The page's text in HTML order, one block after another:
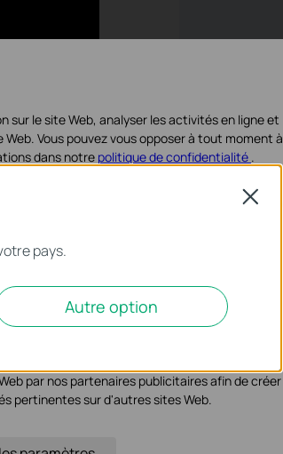
pays.
Autre option
Close
sur le site Web, analyser les activités en ligne et
Vous pouvez vous opposer à tout moment à
dans notre politique de confidentialité .
par nos partenaires publicitaires afin de créer
pertinentes sur d'autres sites Web.